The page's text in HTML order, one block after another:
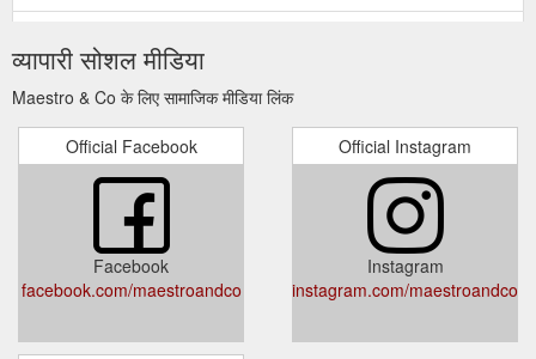
24, 2018 ... Gift Cards · Social · Contact; Menu. Facebook ·
Instagram · Best party venue in Manly · Book your Christmas
Party at Maestro & Co.https://maestroandco.com.au/?p=1168
व्यापारी सोशल मीडिया
Maestro & Co के लिए सामाजिक मीडिया लिंक
Official Facebook
Facebook
facebook.com/maestroandco
Official Instagram
Instagram
instagram.com/maestroandco